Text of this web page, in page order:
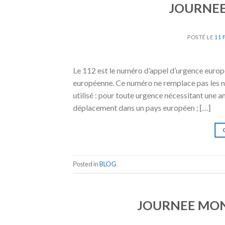
POSTÉ LE 11
Le 112 est le numéro d’appel d’urgence
européenne. Ce numéro ne remplace pas
utilisé : pour toute urgence nécessitant une
déplacement dans un pays européen ; […]
Posted inBLOG
JOURNEE